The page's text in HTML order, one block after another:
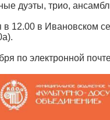
дуэты, трио,
в 12.00 в Ивановском
по электронной